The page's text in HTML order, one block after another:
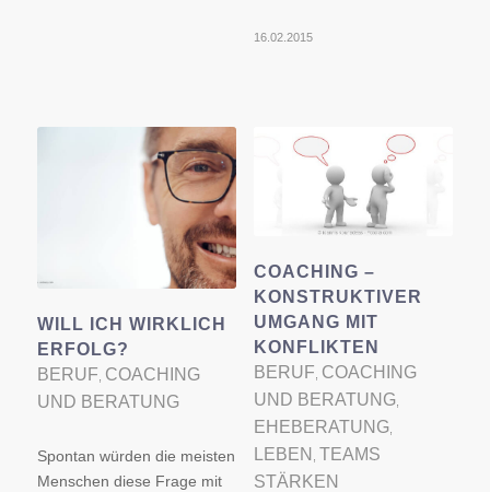
16.02.2015
WILL ICH WIRKLICH
ERFOLG?
BERUF COACHING
UND BERATUNG
Spontan würden die meisten
Menschen diese Frage mit
COACHING –
KONSTRUKTIVER
UMGANG MIT
KONFLIKTEN
BERUF COACHING
UND BERATUNG,
EHEBERATUNG,
LEBEN TEAMS
STÄRKEN